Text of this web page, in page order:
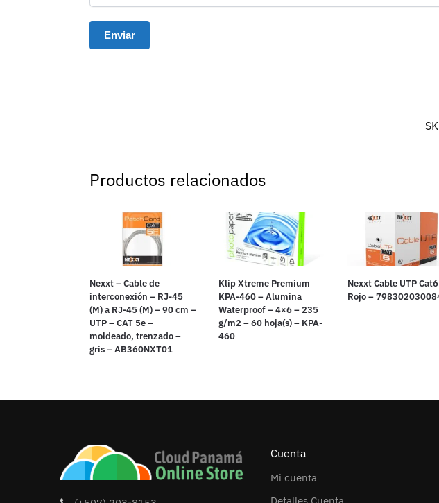
Productos relacionados
Nexxt – Cable de
interconexión – RJ-45
(M) a RJ-45 (M) – 90 cm –
UTP – CAT 5e –
moldeado, trenzado –
gris – AB360NXT01
Klip Xtreme Premium
KPA-460 – Alumina
Waterproof – 4×6 – 235
g/m2 – 60 hoja(s) – KPA-
460
Nexxt Cable UTP
Rojo –
Cuenta
Mi cuenta